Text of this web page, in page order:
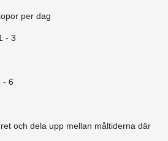
per dag
- 3
- 6
och dela upp mellan måltiderna där